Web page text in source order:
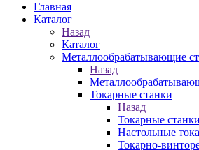
Главная
Каталог
Назад
Каталог
Металлообрабатывающие
Назад
Токарные станки
Назад
Токарные станки
Настольные
Токарно-